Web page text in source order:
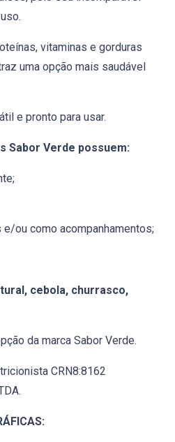
vitaminas e gorduras
uma opção mais saudável
e pronto para usar.
Sabor Verde possuem:
ou como acompanhamentos;
cebola, churrasco,
da marca Sabor Verde.
CRN8:8162